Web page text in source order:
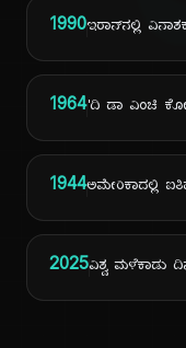
1990ಇರಾನ್‌ನಲ್ಲಿ
1964'ದಿ ಡಾ ವಿಂಚಿ
1944ಅಮೇರಿಕಾದಲ್ಲಿ
2025ವಿಶ್ವ ಮಳೆಕಾಡು